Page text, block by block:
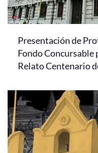
Presentación de
Fondo Concursable
Relato Centenario